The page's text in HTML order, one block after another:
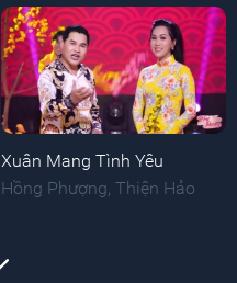
Xuân Mang Tình Yêu
Hồng Phượng Thiện Hảo